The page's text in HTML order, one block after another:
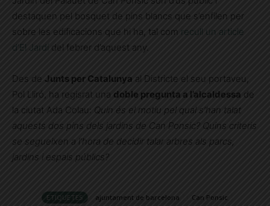
destaquen pel bosquet de pins blancs que s’enfilen per
sobre les edificacions que hi ha, tal com recull un article
d’El Jardí del febrer d’aquest any.
Des de Junts per Catalunya al Districte el seu portaveu,
Pol Lliró, ha regisrat una doble pregunta a l’alcaldessa de
la ciutat Ada Colau: Quin és el motiu pel qual s’han talat
aquests dos pins dels jardins de Can Ponsic? Quins criteris
se segueixen a l’hora de decidir talar arbres als parcs,
jardins i espais públics?
ETIQUETES ajuntament de barcelona Can Ponsic